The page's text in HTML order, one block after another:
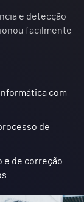
e detecção
facilmente
com
de
e de correção